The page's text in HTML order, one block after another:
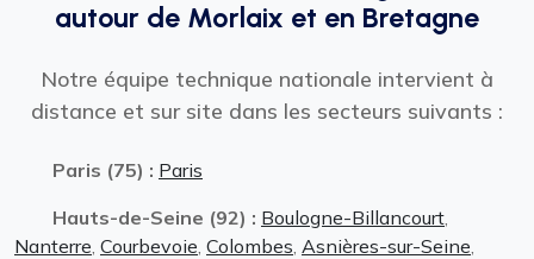
autour de Morlaix et en Bretagne
Notre équipe technique nationale intervient à
distance et sur site dans les secteurs suivants :
Paris (75) : Paris
Hauts-de-Seine (92) : Boulogne-Billancourt
Nanterre Courbevoie Colombes Asnières-sur-Seine